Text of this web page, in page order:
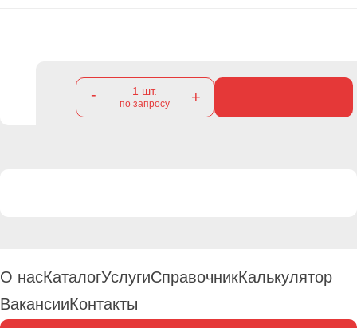
- 1 шт.
по запросу +
О насКаталогУслугиСправочникКалькулятор
ВакансииКонтакты